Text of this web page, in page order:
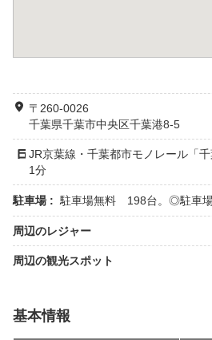
〒260-0026
千葉県千葉市中央区千葉港8-5
JR京葉線・千葉都市モノレール「
1分
駐車場 : 駐車場無料 198台。◎駐車
周辺のレジャー
周辺の観光スポット
基本情報